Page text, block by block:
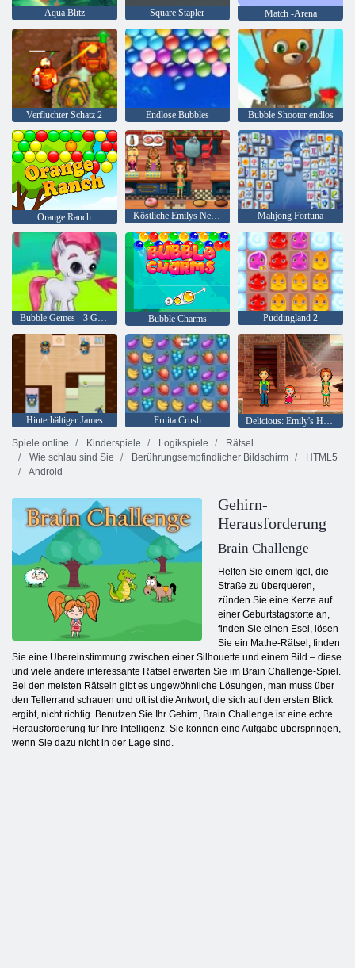
Aqua Blitz Square Stapler Match -Arena
Verfluchter Schatz 2 Endlose Bubbles Bubble Shooter endlos
Orange Ranch Köstliche Emilys New Beginning Mahjong Fortuna
Bubble Gemes - 3 Gewinnt Bubble Charms Puddingland 2
Hinterhältiger James Fruita Crush
Delicious: Emily's Home, Sweet Home
Spiele online
Kinderspiele Logikspiele
Rätsel
Wie schlau sind Sie
Berührungsempfindlicher Bildschirm
HTML5
Android
Gehirn-
Herausforderung
Brain Challenge
Helfen Sie einem Igel, die
Straße zu überqueren,
zünden Sie eine Kerze auf
einer Geburtstagstorte an,
finden Sie einen Esel, lösen
Sie ein Mathe-Rätsel, finden
Sie eine Übereinstimmung zwischen einer Silhouette und einem Bild – diese
und viele andere interessante Rätsel erwarten Sie im Brain Challenge-Spiel.
Bei den meisten Rätseln gibt es ungewöhnliche Lösungen, man muss über
den Tellerrand schauen und oft ist die Antwort, die sich auf den ersten Blick
ergibt, nicht richtig. Benutzen Sie Ihr Gehirn, Brain Challenge ist eine echte
Herausforderung für Ihre Intelligenz. Sie können eine Aufgabe überspringen,
wenn Sie dazu nicht in der Lage sind.